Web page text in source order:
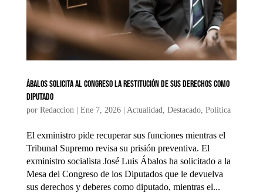
Ábalos solicita al Congreso la restitución de sus derechos como
diputado
por Redaccion| Ene 7, 2026| Actualidad, Destacado, Política
El exministro pide recuperar sus funciones mientras el
Tribunal Supremo revisa su prisión preventiva. El
exministro socialista José Luis Ábalos ha solicitado a la
Mesa del Congreso de los Diputados que le devuelva
sus derechos y deberes como diputado, mientras el...